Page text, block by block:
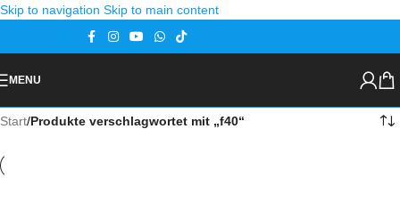
Skip to navigation Skip to main content
MENU
Start/Produkte verschlagwortet mit „f40“